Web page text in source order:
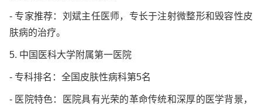
- 专家推荐：刘斌主任医师，专长于注射微整形和毁容性皮
肤病的治疗。
5. 中国医科大学附属第一医院
- 专科排名：全国皮肤性病科第5名
- 医院特色：医院具有光荣的革命传统和深厚的医学背景，